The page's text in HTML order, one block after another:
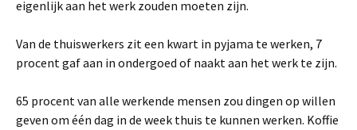
eigenlijk aan het werk zouden moeten zijn.
Van de thuiswerkers zit een kwart in pyjama te werken, 7
procent gaf aan in ondergoed of naakt aan het werk te zijn.
65 procent van alle werkende mensen zou dingen op willen
geven om één dag in de week thuis te kunnen werken. Koffie